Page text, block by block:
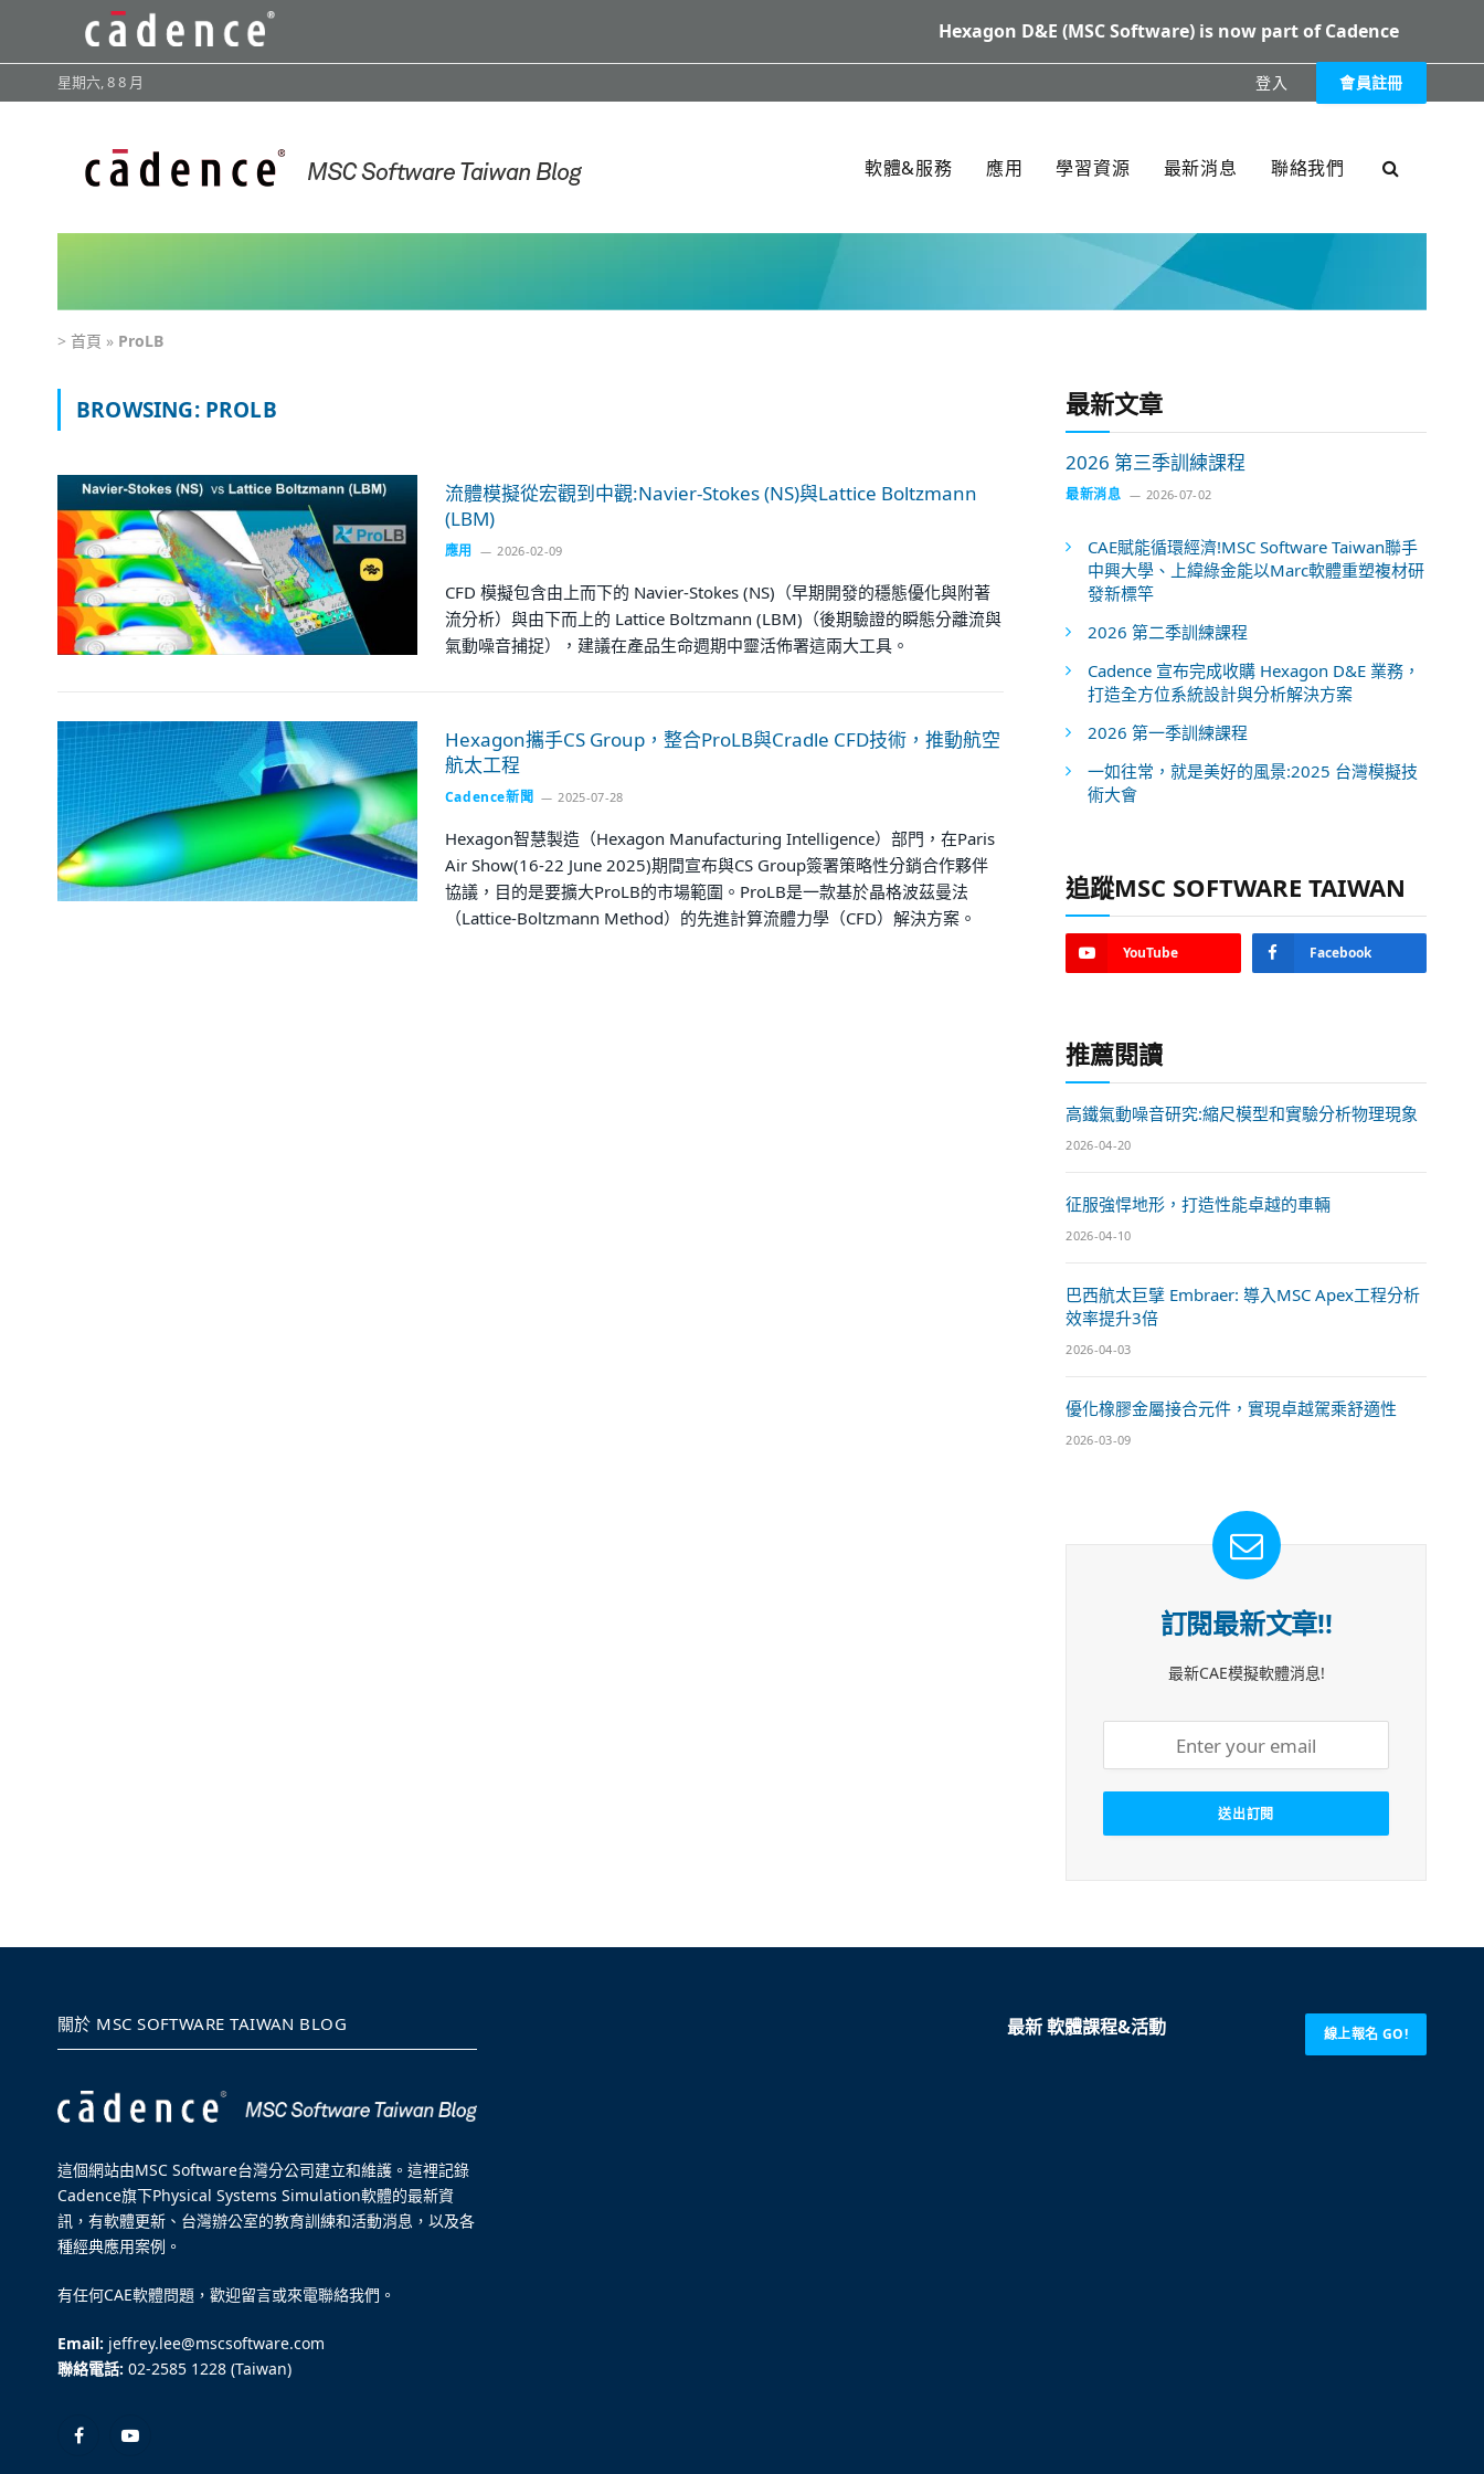
Hexagon D&E (MSC Software) is now part of Cadence
星期六, 8 8 月 登入
會員註冊
軟體&服務 應用 學習資源 最新消息 聯絡我們
> 首頁 » ProLB
BROWSING: PROLB
流體模擬從宏觀到中觀:Navier-Stokes (NS)與Lattice Boltzmann
(LBM)
應用 2026-02-09
CFD 模擬包含由上而下的 Navier-Stokes (NS)（早期開發的穩態優化與附著
流分析）與由下而上的 Lattice Boltzmann (LBM)（後期驗證的瞬態分離流與
氣動噪音捕捉），建議在產品生命週期中靈活佈署這兩大工具。
Hexagon攜手CS Group，整合ProLB與Cradle CFD技術，推動航空
航太工程
Cadence新聞 2025-07-28
Hexagon智慧製造（Hexagon Manufacturing Intelligence）部門，在Paris
Air Show(16-22 June 2025)期間宣布與CS Group簽署策略性分銷合作夥伴
協議，目的是要擴大ProLB的市場範圍。ProLB是一款基於晶格波茲曼法
（Lattice-Boltzmann Method）的先進計算流體力學（CFD）解決方案。
最新文章
2026 第三季訓練課程
最新消息 2026-07-02
CAE賦能循環經濟!MSC Software Taiwan聯手
中興大學、上緯綠金能以Marc軟體重塑複材研
發新標竿
2026 第二季訓練課程
Cadence 宣布完成收購 Hexagon D&E 業務，
打造全方位系統設計與分析解決方案
2026 第一季訓練課程
一如往常，就是美好的風景:2025 台灣模擬技
術大會
追蹤MSC SOFTWARE TAIWAN
YouTube Facebook
推薦閱讀
高鐵氣動噪音研究:縮尺模型和實驗分析物理現象
2026-04-20
征服強悍地形，打造性能卓越的車輛
2026-04-10
巴西航太巨擘 Embraer: 導入MSC Apex工程分析
效率提升3倍
2026-04-03
優化橡膠金屬接合元件，實現卓越駕乘舒適性
2026-03-09
訂閱最新文章!!
最新CAE模擬軟體消息!
關於 MSC SOFTWARE TAIWAN BLOG
這個網站由MSC Software台灣分公司建立和維護。這裡記錄
Cadence旗下Physical Systems Simulation軟體的最新資
訊，有軟體更新、台灣辦公室的教育訓練和活動消息，以及各
種經典應用案例。
有任何CAE軟體問題，歡迎留言或來電聯絡我們。
Email: jeffrey.lee@mscsoftware.com
聯絡電話: 02-2585 1228 (Taiwan)
FacebookYouTube
最新 軟體課程&活動 線上報名 GO!